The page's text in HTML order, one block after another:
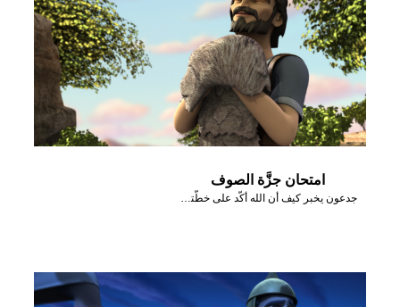
امتحان جزَّة الصوف
جدعون يخبر كيف أن الله أكَّد على خطَّته من خلال جزَّة صوف.